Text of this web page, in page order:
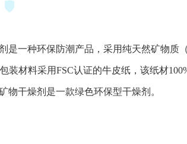
是一种环保防潮产品，采用纯天然矿物质
装材料采用FSC认证的牛皮纸，该纸材
物干燥剂是一款绿色环保型干燥剂。